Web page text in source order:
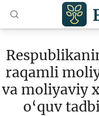
Maqolalar
O‘quv
Loyihalar
raqamli
va moliyaviy
o‘quv